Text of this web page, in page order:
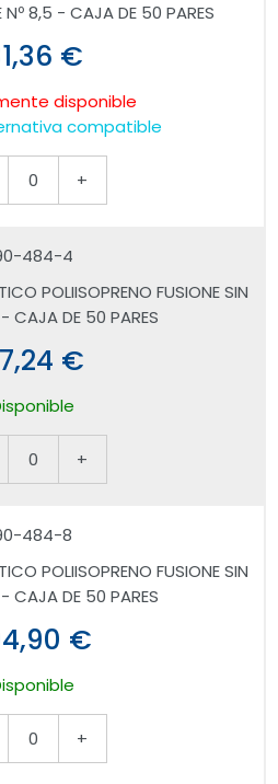
Nº 8,5 - CAJA DE 50 PARES
€
disponible
compatible
0 +
484-4
POLIISOPRENO FUSIONE SIN
CAJA DE 50 PARES
€
0 +
484-8
POLIISOPRENO FUSIONE SIN
CAJA DE 50 PARES
€
0 +